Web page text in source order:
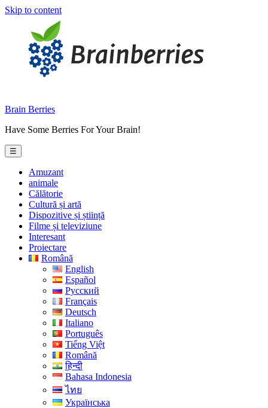
Skip to content
Brain Berries
Have Some Berries For Your Brain!
☰
Amuzant
animale
Călătorie
Cultură și artă
Dispozitive și știință
Filme și televiziune
Interesant
Proiectare
Română
English
Español
Русский
Français
Deutsch
Italiano
Português
Tiếng Việt
Română
हिन्दी
Bahasa Indonesia
ไทย
Українська